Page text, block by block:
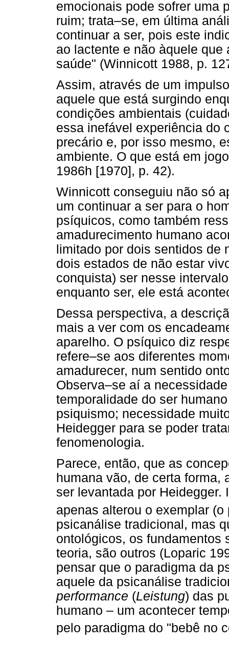
emocionais pode sofrer uma
ruim; trata–se, em última
continuar a ser, pois este
ao lactente e não àquele
saúde" (Winnicott 1988, p.
Assim, através de um
aquele que está surgindo
condições ambientais
essa inefável experiência do
precário e, por isso mesmo,
ambiente. O que está em
1986h [1970], p. 42).
Winnicott conseguiu não só
um continuar a ser para o
psíquicos, como também
amadurecimento humano
limitado por dois sentidos de
dois estados de não estar
conquista) ser nesse
enquanto ser, ele está
Dessa perspectiva, a
mais a ver com os
aparelho. O psíquico diz
refere–se aos diferentes
amadurecer, num sentido
Observa–se aí a
temporalidade do ser
psiquismo; necessidade
Heidegger para se poder
fenomenologia.
Parece, então, que as
humana vão, de certa forma,
ser levantada por
apenas alterou o exemplar (o
psicanálise tradicional, mas
ontológicos, os fundamentos
teoria, são outros (Loparic
pensar que o paradigma da
aquele da psicanálise
performance (Leistung) das
humano – um acontecer
pelo paradigma do "bebê no